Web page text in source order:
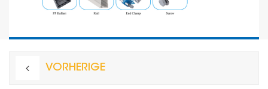
VORHERIGE